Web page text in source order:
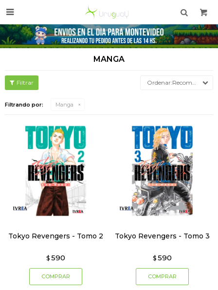

MANGA
Recomendados
Filtrando por: Manga
Tokyo Revengers - Tomo 2
$ 590
Tokyo Revengers - Tomo 3
$ 590